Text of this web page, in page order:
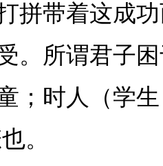
拼带着这成
。所谓君子
；时人（学
也。